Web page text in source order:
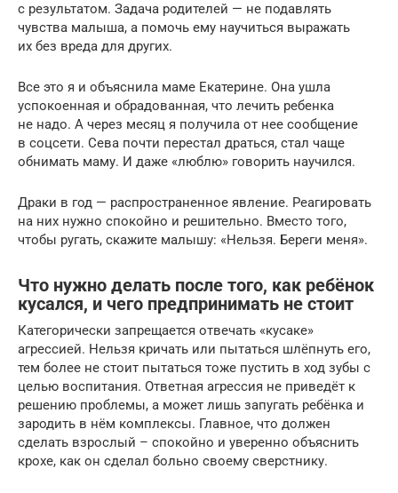
с результатом. Задача родителей — не подавлять
чувства малыша, а помочь ему научиться выражать
их без вреда для других.
Все это я и объяснила маме Екатерине. Она ушла
успокоенная и обрадованная, что лечить ребенка
не надо. А через месяц я получила от нее сообщение
в соцсети. Сева почти перестал драться, стал чаще
обнимать маму. И даже «люблю» говорить научился.
Драки в год — распространенное явление. Реагировать
на них нужно спокойно и решительно. Вместо того,
чтобы ругать, скажите малышу: «Нельзя. Береги меня».
Что нужно делать после того, как ребёнок
кусался, и чего предпринимать не стоит
Категорически запрещается отвечать «кусаке»
агрессией. Нельзя кричать или пытаться шлёпнуть его,
тем более не стоит пытаться тоже пустить в ход зубы с
целью воспитания. Ответная агрессия не приведёт к
решению проблемы, а может лишь запугать ребёнка и
зародить в нём комплексы. Главное, что должен
сделать взрослый – спокойно и уверенно объяснить
крохе, как он сделал больно своему сверстнику.